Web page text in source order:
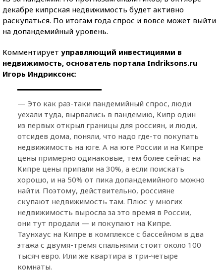
декабре кипрская недвижимость будет активно
раскупаться. По итогам года спрос и вовсе может выйти
на допандемийный уровень.
Комментирует управляющий инвестициями в
недвижимость, основатель портала Indriksons.ru
Игорь Индриксонс:
— Это как раз-таки пандемийный спрос, люди
уехали туда, вырвались в пандемию, Кипр один
из первых открыл границы для россиян, и люди,
отсидев дома, поняли, что надо где-то покупать
недвижимость на юге. А на юге России и на Кипре
цены примерно одинаковые, тем более сейчас на
Кипре цены припали на 30%, а если поискать
хорошо, и на 50% от пика допандемийного можно
найти. Поэтому, действительно, россияне
скупают недвижимость там. Плюс у многих
недвижимость выросла за это время в России,
они тут продали — и покупают на Кипре.
Таунхаус на Кипре в комплексе с бассейном в два
этажа с двумя-тремя спальнями стоит около 100
тысяч евро. Или же квартира в три-четыре
комнаты.